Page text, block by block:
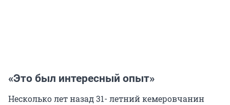
«Это был интересный опыт»
Несколько лет назад 31- летний кемеровчанин